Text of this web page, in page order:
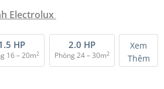
Electrolux
HP
16 – 20m2
2.0 HP
Phòng 24 – 30m2
Xem
Thêm
(2.0Hp) Inverter số lượng